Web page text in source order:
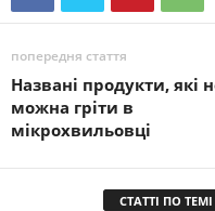
попередня стаття
Названі продукти, які
можна гріти в
мікрохвильовці
СТАТТІ ПО ТЕМІ